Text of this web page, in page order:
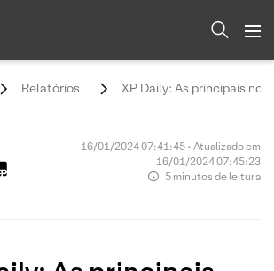
Relatórios XP Daily: As principais
16/01/2024 07:41:45 • Atualizado em
16/01/2024 07:45:23
5 minutos de leitura